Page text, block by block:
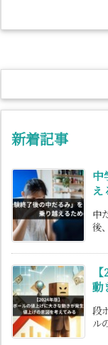
新着記事
中
え
中
後
動
段
ル